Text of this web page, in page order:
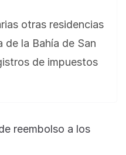
otras residencias
de la Bahía de San
de impuestos
reembolso a los